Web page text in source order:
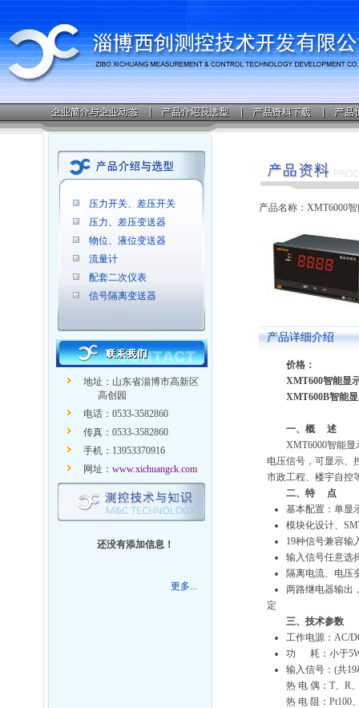
压力开关、差压开关
压力、差压变送器
物位、液位变送器
流量计
配套二次仪表
信号隔离变送器
地址：山东省淄博市高新区
高创园
电话：0533-3582860
传真：0533-3582860
手机：13953370916
网址： www.xichuangck.com
还没有添加信息！
更多...
产品名称：XMT6000
产品详细介绍
价格：
XMT600智能显
XMT600B智能
一、概
述
XMT6000智能
电压信号，可显示、
市政工程、楼宇自控
二、特
点
基本配置：单显
模块化设计、
19种信号兼容输
输入信号任意选
隔离电流、电压
两路继电器输出
定
三、技术参数
工作电源：AC/
功 耗：小于
输入信号：(共19
热 电 偶：T、R
热 电 阻：Pt100